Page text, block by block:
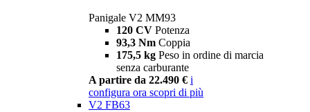
Panigale V2 MM93
120 CV Potenza
93,3 Nm Coppia
175,5 kg Peso in ordine di marcia
senza carburante
A partire da 22.490 € i
configura ora scopri di più
V2 FB63